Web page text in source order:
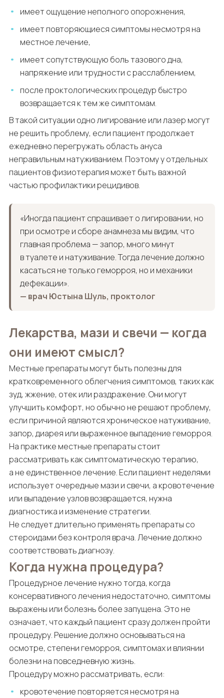
имеет ощущение неполного опорожнения,
имеет повторяющиеся симптомы несмотря на
местное лечение,
имеет сопутствующую боль тазового дна,
напряжение или трудности с расслаблением,
после проктологических процедур быстро
возвращается к тем же симптомам.
В такой ситуации одно лигирование или лазер могут
не решить проблему, если пациент продолжает
ежедневно перегружать область ануса
неправильным натуживанием. Поэтому у отдельных
пациентов физиотерапия может быть важной
частью профилактики рецидивов.
«Иногда пациент спрашивает о лигировании, но
при осмотре и сборе анамнеза мы видим, что
главная проблема — запор, много минут
в туалете и натуживание. Тогда лечение должно
касаться не только геморроя, но и механики
дефекации».
— врач Юстына Шуль, проктолог
Лекарства, мази и свечи — когда
они имеют смысл?
Местные препараты могут быть полезны для
кратковременного облегчения симптомов, таких как
зуд, жжение, отек или раздражение. Они могут
улучшить комфорт, но обычно не решают проблему,
если причиной являются хроническое натуживание,
запор, диарея или выраженное выпадение геморроя.
На практике местные препараты стоит
рассматривать как симптоматическую терапию,
а не единственное лечение. Если пациент неделями
использует очередные мази и свечи, а кровотечение
или выпадение узлов возвращается, нужна
диагностика и изменение стратегии.
Не следует длительно применять препараты со
стероидами без контроля врача. Лечение должно
соответствовать диагнозу.
Когда нужна процедура?
Процедурное лечение нужно тогда, когда
консервативного лечения недостаточно, симптомы
выражены или болезнь более запущена. Это не
означает, что каждый пациент сразу должен пройти
процедуру. Решение должно основываться на
осмотре, степени геморроя, симптомах и влиянии
болезни на повседневную жизнь.
Процедуру можно рассматривать, если:
кровотечение повторяется несмотря на